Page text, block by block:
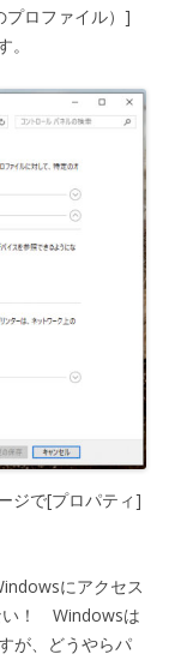
プロファイル）]
ジで[プロパティ]
にアクセス
い！ Windowsは
が、どうやらパ